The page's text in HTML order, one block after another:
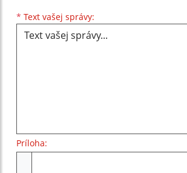
* Text vašej správy:
Príloha: